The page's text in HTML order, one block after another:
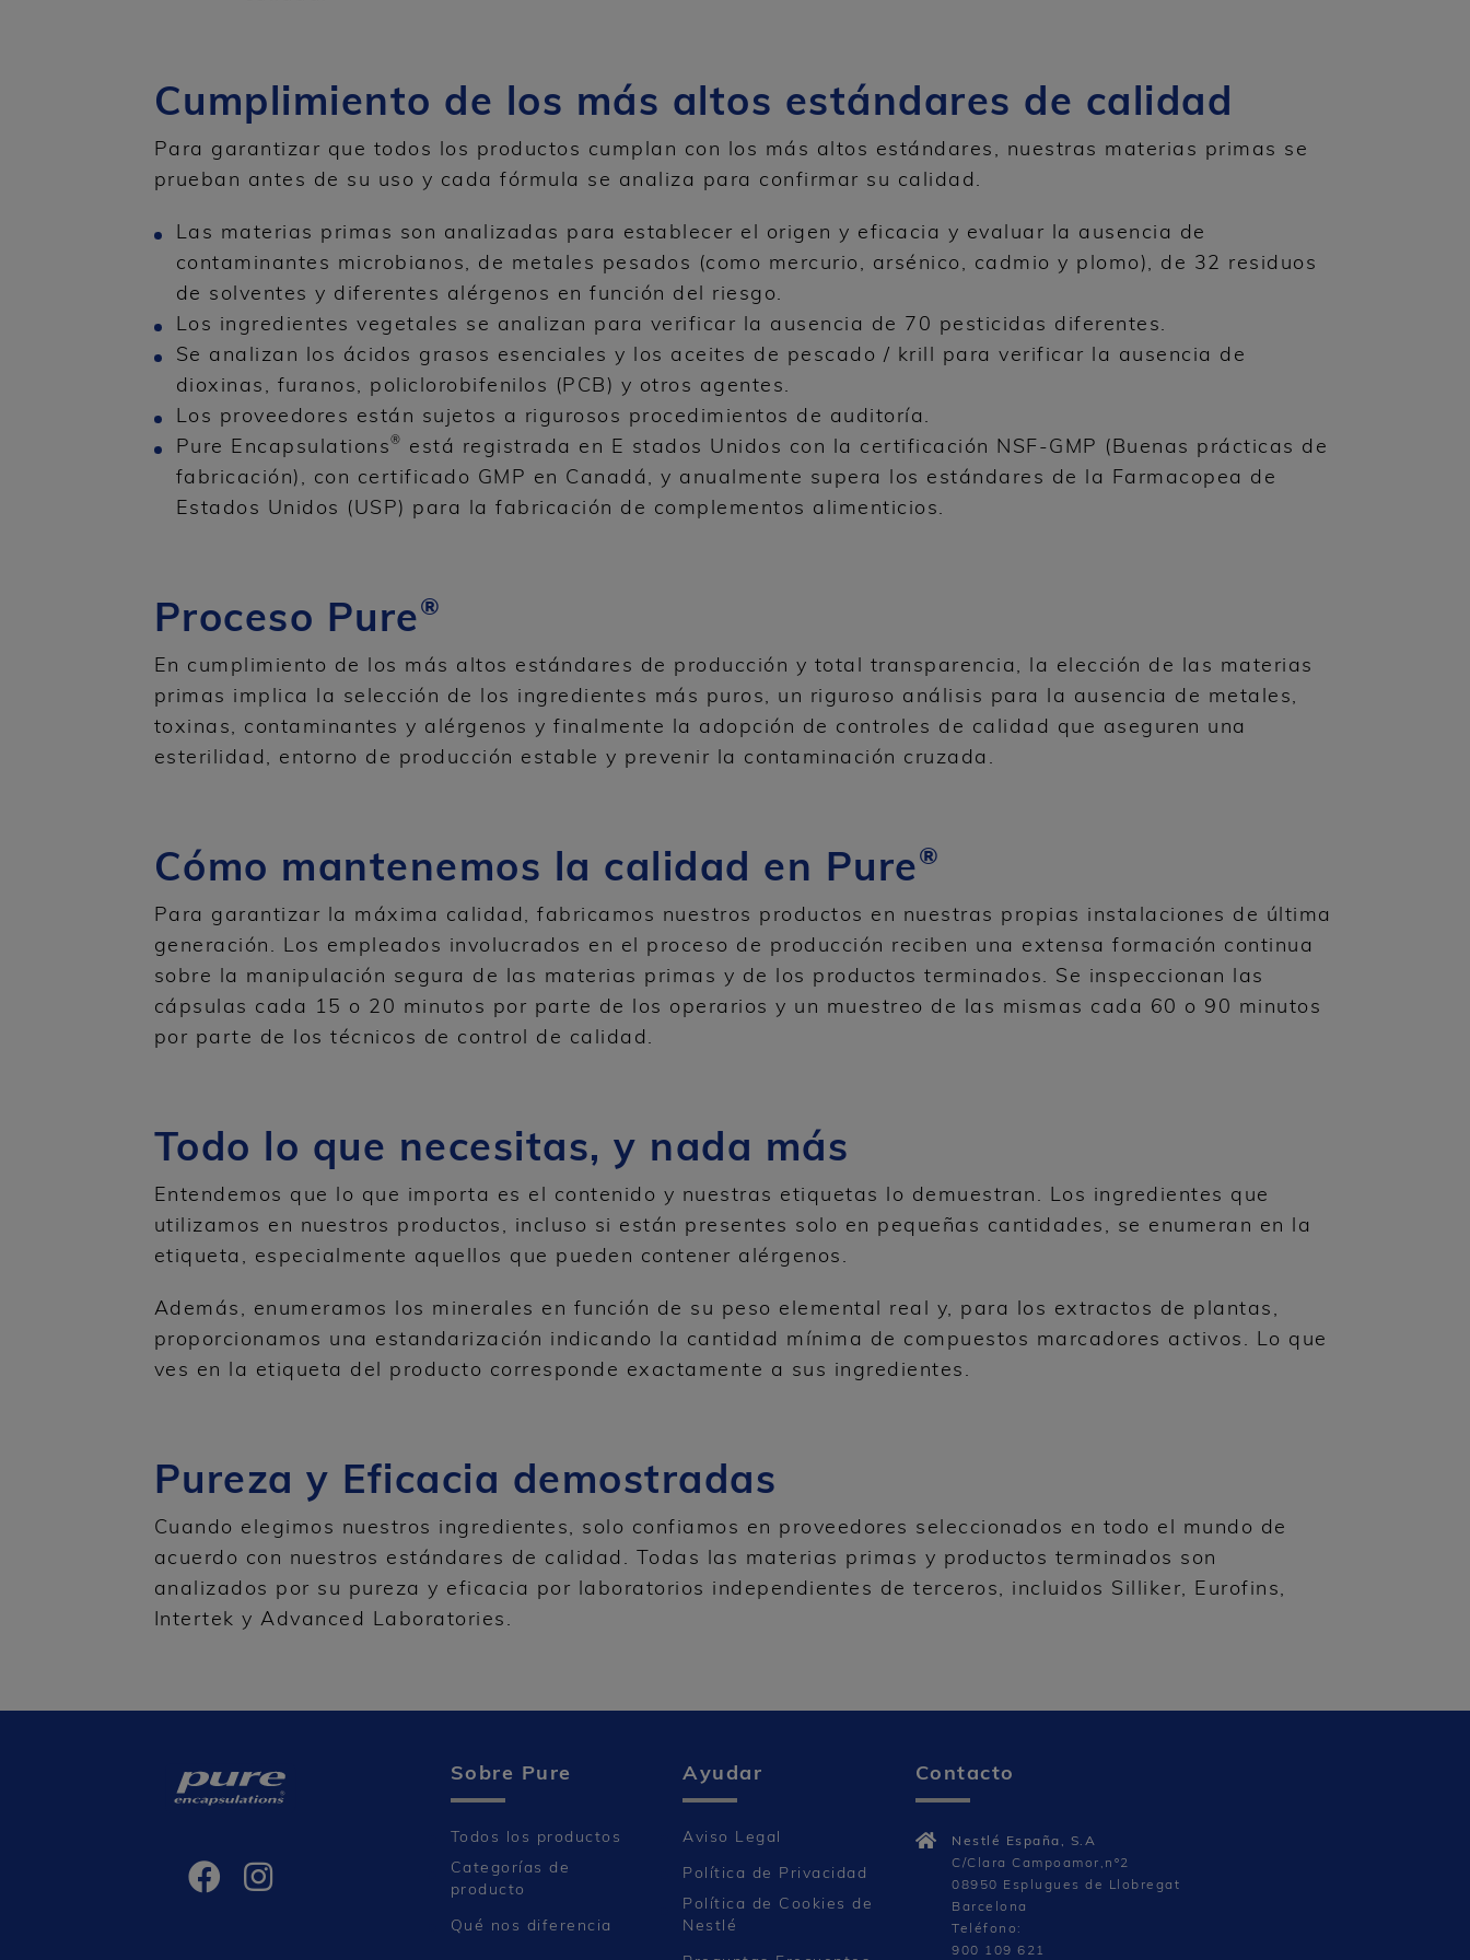
Cumplimiento de los más altos estándares de calidad
Para garantizar que todos los productos cumplan con los más altos estándares, nuestras materias primas se
prueban antes de su uso y cada fórmula se analiza para confirmar su calidad.
Las materias primas son analizadas para establecer el origen y eficacia y evaluar la ausencia de
contaminantes microbianos, de metales pesados (como mercurio, arsénico, cadmio y plomo), de 32 residuos
de solventes y diferentes alérgenos en función del riesgo.
Los ingredientes vegetales se analizan para verificar la ausencia de 70 pesticidas diferentes.
Se analizan los ácidos grasos esenciales y los aceites de pescado / krill para verificar la ausencia de
dioxinas, furanos, policlorobifenilos (PCB) y otros agentes.
Los proveedores están sujetos a rigurosos procedimientos de auditoría.
Pure Encapsulations®
está registrada en E stados Unidos con la certificación NSF-GMP (Buenas prácticas de
fabricación), con certificado GMP en Canadá, y anualmente supera los estándares de la Farmacopea de
Estados Unidos (USP) para la fabricación de complementos alimenticios.
Proceso Pure®
En cumplimiento de los más altos estándares de producción y total transparencia, la elección de las materias
primas implica la selección de los ingredientes más puros, un riguroso análisis para la ausencia de metales,
toxinas, contaminantes y alérgenos y finalmente la adopción de controles de calidad que aseguren una
esterilidad, entorno de producción estable y prevenir la contaminación cruzada.
Cómo mantenemos la calidad en Pure®
Para garantizar la máxima calidad, fabricamos nuestros productos en nuestras propias instalaciones de última
generación. Los empleados involucrados en el proceso de producción reciben una extensa formación continua
sobre la manipulación segura de las materias primas y de los productos terminados. Se inspeccionan las
cápsulas cada 15 o 20 minutos por parte de los operarios y un muestreo de las mismas cada 60 o 90 minutos
por parte de los técnicos de control de calidad.
Todo lo que necesitas, y nada más
Entendemos que lo que importa es el contenido y nuestras etiquetas lo demuestran. Los ingredientes que
utilizamos en nuestros productos, incluso si están presentes solo en pequeñas cantidades, se enumeran en la
etiqueta, especialmente aquellos que pueden contener alérgenos.
Además, enumeramos los minerales en función de su peso elemental real y, para los extractos de plantas,
proporcionamos una estandarización indicando la cantidad mínima de compuestos marcadores activos. Lo que
ves en la etiqueta del producto corresponde exactamente a sus ingredientes.
Pureza y Eficacia demostradas
Cuando elegimos nuestros ingredientes, solo confiamos en proveedores seleccionados en todo el mundo de
acuerdo con nuestros estándares de calidad. Todas las materias primas y productos terminados son
analizados por su pureza y eficacia por laboratorios independientes de terceros, incluidos Silliker, Eurofins,
Intertek y Advanced Laboratories.
Sobre Pure
Todos los productos
Categorías de
producto
Qué nos diferencia
Ayudar
Aviso Legal
Política de Privacidad
Política de Cookies de
Nestlé
Contacto
Nestlé España, S.A
C/Clara Campoamor,nº2
08950 Esplugues de Llobregat
Barcelona
Teléfono:
900 109 621